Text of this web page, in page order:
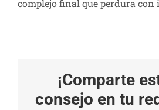
complejo final que perdura con
¡Comparte
consejo en tu